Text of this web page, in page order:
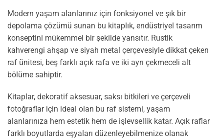
Modern yaşam alanlarınız için fonksiyonel ve şık bir
depolama çözümü sunan bu kitaplık, endüstriyel tasarım
konseptini mükemmel bir şekilde yansıtır. Rustik
kahverengi ahşap ve siyah metal çerçevesiyle dikkat çeken
raf ünitesi, beş farklı açık rafa ve iki ayrı çekmeceli alt
bölüme sahiptir.
Kitaplar, dekoratif aksesuar, saksı bitkileri ve çerçeveli
fotoğraflar için ideal olan bu raf sistemi, yaşam
alanlarınıza hem estetik hem de işlevsellik katar. Açık raflar
farklı boyutlarda eşyaları düzenleyebilmenize olanak